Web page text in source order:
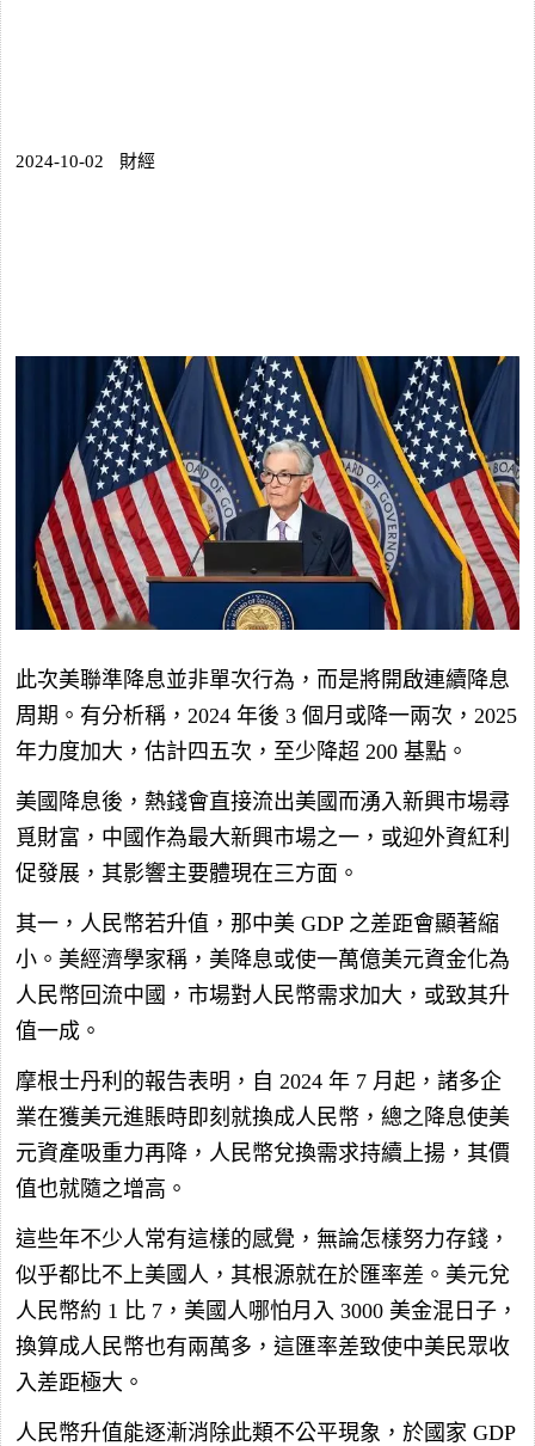
2024-10-02 財經
此次美聯準降息並非單次行為，而是將開啟連續降息
周期。有分析稱，2024 年後 3 個月或降一兩次，2025
年力度加大，估計四五次，至少降超 200 基點。
美國降息後，熱錢會直接流出美國而湧入新興市場尋
覓財富，中國作為最大新興市場之一，或迎外資紅利
促發展，其影響主要體現在三方面。
其一，人民幣若升值，那中美 GDP 之差距會顯著縮
小。美經濟學家稱，美降息或使一萬億美元資金化為
人民幣回流中國，市場對人民幣需求加大，或致其升
值一成。
摩根士丹利的報告表明，自 2024 年 7 月起，諸多企
業在獲美元進賬時即刻就換成人民幣，總之降息使美
元資產吸重力再降，人民幣兌換需求持續上揚，其價
值也就隨之增高。
這些年不少人常有這樣的感覺，無論怎樣努力存錢，
似乎都比不上美國人，其根源就在於匯率差。美元兌
人民幣約 1 比 7，美國人哪怕月入 3000 美金混日子，
換算成人民幣也有兩萬多，這匯率差致使中美民眾收
入差距極大。
人民幣升值能逐漸消除此類不公平現象，於國家 GDP